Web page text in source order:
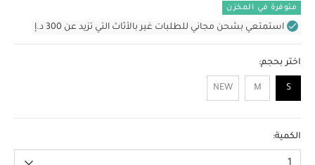
متوفرة في المخزن
استمتعي بشحن مجاني للطلبات غير بالأثاث التي تزيد عن 300 د.إ
اختر بحجم:
S
M
NEW
الكمية: